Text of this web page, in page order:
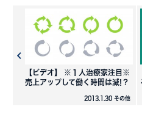
【ビデオ】 ※１人治療家注目※
売上アップして働く時間は減!？
2013.1.30 その他